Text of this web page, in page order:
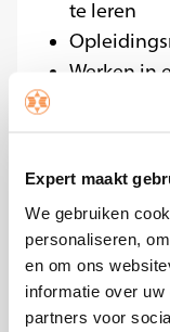
Expert maakt
We gebruiken
personaliseren,
en om ons
informatie over
partners voor
te leren
Werken in
Ben jij
op deze
Over Expert